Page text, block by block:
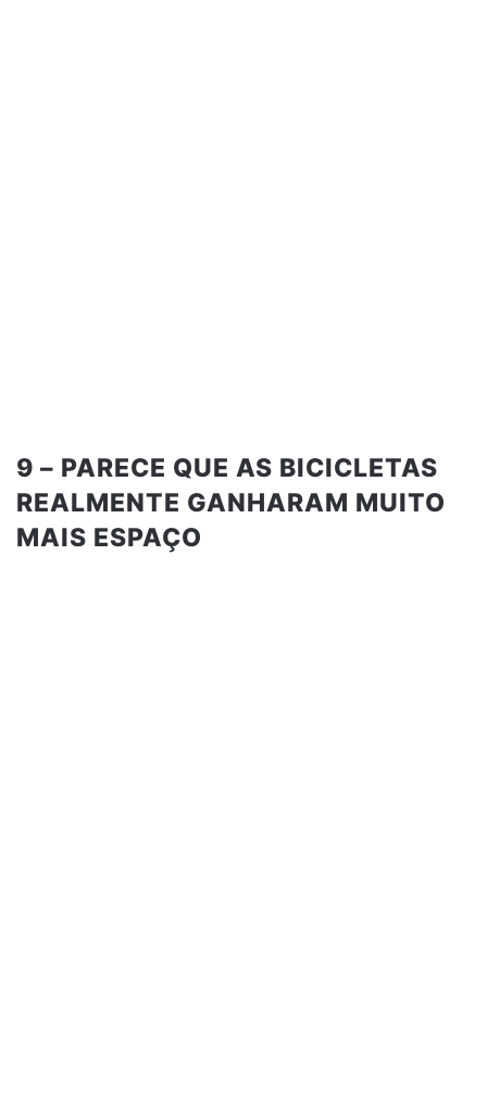
9 – PARECE QUE AS BICICLETAS
REALMENTE GANHARAM MUITO
MAIS ESPAÇO